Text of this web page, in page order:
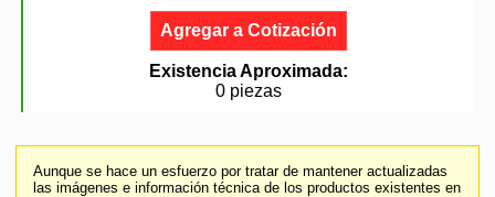
Agregar a Cotización
Existencia Aproximada:
0 piezas
Aunque se hace un esfuerzo por tratar de mantener actualizadas
las imágenes e información técnica de los productos existentes en